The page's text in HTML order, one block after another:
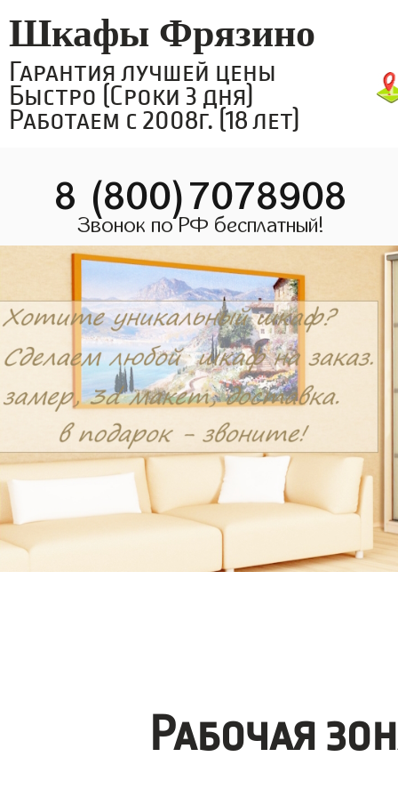
Шкафы Фрязино
Гарантия лучшей цены
Быстро (Сроки 3 дня)
Работаем с 2008г. (18 лет)
8 (800)7078908
Звонок по РФ бесплатный!
Рабочая